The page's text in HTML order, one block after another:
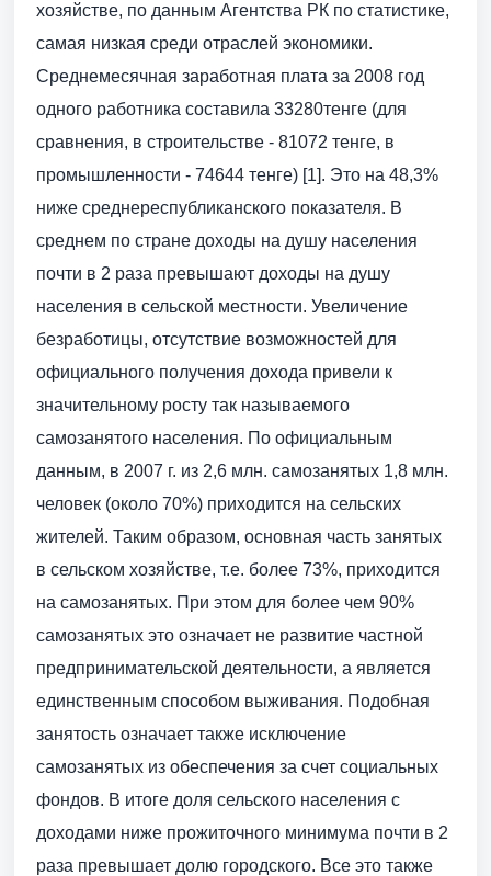
хозяйстве, по данным Агентства РК по статистике,
самая низкая среди отраслей экономики.
Среднемесячная заработная плата за 2008 год
одного работника составила 33280тенге (для
сравнения, в строительстве - 81072 тенге, в
промышленности - 74644 тенге) [1]. Это на 48,3%
ниже среднереспубликанского показателя. В
среднем по стране доходы на душу населения
почти в 2 раза превышают доходы на душу
населения в сельской местности. Увеличение
безработицы, отсутствие возможностей для
официального получения дохода привели к
значительному росту так называемого
самозанятого населения. По официальным
данным, в 2007 г. из 2,6 млн. самозанятых 1,8 млн.
человек (около 70%) приходится на сельских
жителей. Таким образом, основная часть занятых
в сельском хозяйстве, т.е. более 73%, приходится
на самозанятых. При этом для более чем 90%
самозанятых это означает не развитие частной
предпринимательской деятельности, а является
единственным способом выживания. Подобная
занятость означает также исключение
самозанятых из обеспечения за счет социальных
фондов. В итоге доля сельского населения с
доходами ниже прожиточного минимума почти в 2
раза превышает долю городского. Все это также